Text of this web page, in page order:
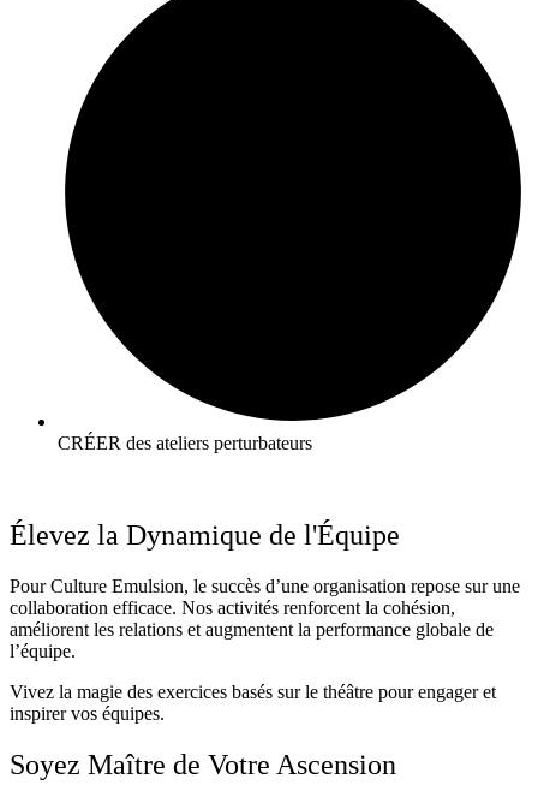
CRÉER des ateliers perturbateurs
Élevez la Dynamique de l'Équipe
Pour Culture Emulsion, le succès d’une organisation repose sur une
collaboration efficace. Nos activités renforcent la cohésion,
améliorent les relations et augmentent la performance globale de
l’équipe.
Vivez la magie des exercices basés sur le théâtre pour engager et
inspirer vos équipes.
Soyez Maître de Votre Ascension